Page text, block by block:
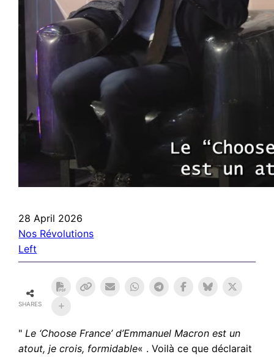
28 April 2026
Nos Révolutions
Left
SHARES
"Le ‘Choose France’ d’Emmanuel Macron est un
atout, je crois, formidable« . Voilà ce que déclarait